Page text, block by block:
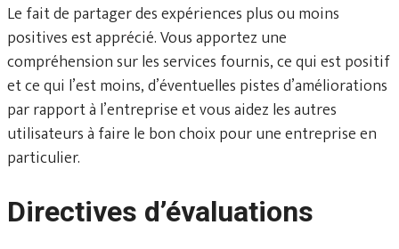
Le fait de partager des expériences plus ou moins
positives est apprécié. Vous apportez une
compréhension sur les services fournis, ce qui est positif
et ce qui l’est moins, d’éventuelles pistes d’améliorations
par rapport à l’entreprise et vous aidez les autres
utilisateurs à faire le bon choix pour une entreprise en
particulier.
Directives d’évaluations